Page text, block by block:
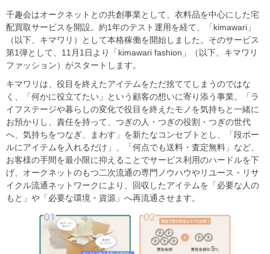
千趣会はオークネットとの共創事業として、衣料品を中心にした宅
配買取サービスを開設。約1年のテスト運用を経て、「kimawari」
（以下、キマワリ）として本格稼働を開始しました。そのサービス
第1弾として、11月1日より「kimawari fashion」（以下、キマワリ
ファッション）がスタートします。
キマワリは、役目を終えたアイテムをただ捨ててしまうのではな
く、「何かに役立てたい」という顧客の想いに寄り添う事業。「ラ
イフステージや暮らしの変化で役目を終えたモノを気持ちと一緒に
お預かりし、責任を持って、つぎの人・つぎの役割・つぎの世代
へ、気持ちをつなぎ、まわす」を新たなコンセプトとし、「段ボー
ルにアイテムを入れるだけ」、「何点でも送料・査定無料」など、
お客様の手間を最小限に抑えることでサービス利用のハードルを下
げ、オークネットのもつ二次流通の専門ノウハウやリユース・リサ
イクル流通ネットワークにより、回収したアイテムを「必要な人の
もと」や「必要な環境・資源」へ再流通させます。